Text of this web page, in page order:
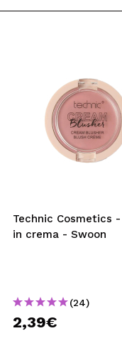
Technic Cosmetics -
in crema - Swoon
(24)
2,39€